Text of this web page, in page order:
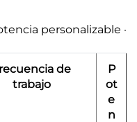
personalizable ·
de
trabajo
P
ot
e
n